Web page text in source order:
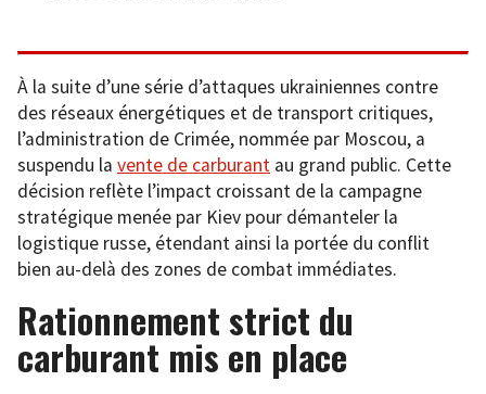
À la suite d’une série d’attaques ukrainiennes contre
des réseaux énergétiques et de transport critiques,
l’administration de Crimée, nommée par Moscou, a
suspendu la vente de carburant au grand public. Cette
décision reflète l’impact croissant de la campagne
stratégique menée par Kiev pour démanteler la
logistique russe, étendant ainsi la portée du conflit
bien au-delà des zones de combat immédiates.
Rationnement strict du
carburant mis en place